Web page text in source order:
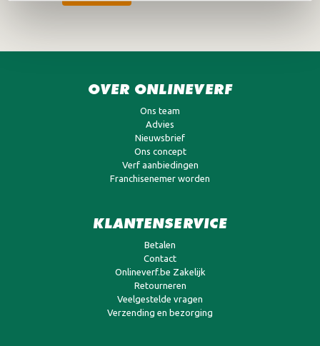
OVER ONLINEVERF
Ons team
Advies
Nieuwsbrief
Ons concept
Verf aanbiedingen
Franchisenemer worden
KLANTENSERVICE
Betalen
Contact
Onlineverf.be Zakelijk
Retourneren
Veelgestelde vragen
Verzending en bezorging